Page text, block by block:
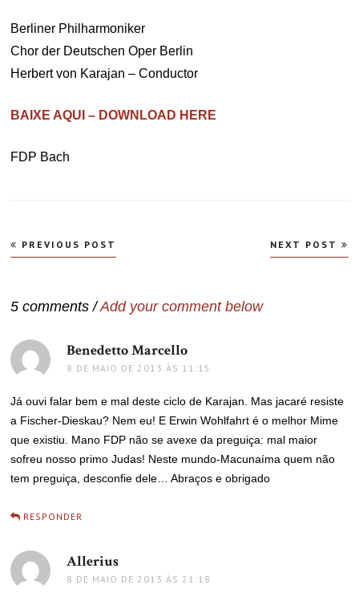
Berliner Philharmoniker
Chor der Deutschen Oper Berlin
Herbert von Karajan – Conductor
BAIXE AQUI – DOWNLOAD HERE
FDP Bach
Navegação
de
PREVIOUS POST NEXT POST
5 comments /Add your comment below
Benedetto Marcello
8 DE MAIO DE 2013 ÀS 11:15
Já ouvi falar bem e mal deste ciclo de Karajan. Mas jacaré resiste
a Fischer-Dieskau? Nem eu! E Erwin Wohlfahrt é o melhor Mime
que existiu. Mano FDP não se avexe da preguiça: mal maior
sofreu nosso primo Judas! Neste mundo-Macunaíma quem não
tem preguiça, desconfie dele… Abraços e obrigado
RESPONDER
Allerius
8 DE MAIO DE 2013 ÀS 21:18